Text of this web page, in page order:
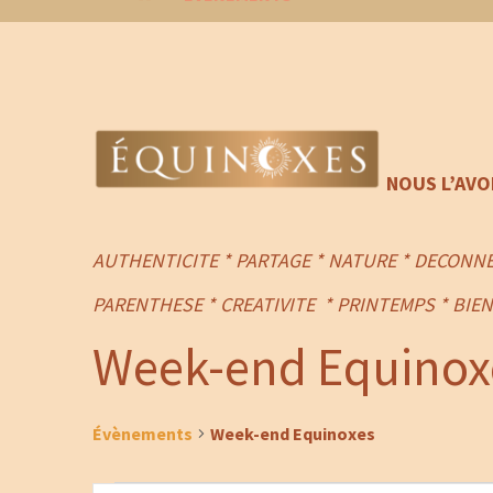
NOUS
AUTHENTICITE * PARTAGE * NATURE *
PARENTHESE * CREATIVITE * PRINTEMPS *
Week-end
Évènements Week-end Equinoxes